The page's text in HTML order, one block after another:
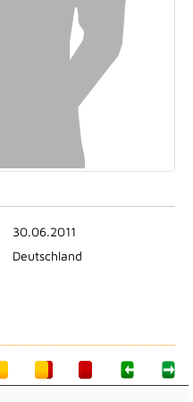
30.06.2011
Deutschland